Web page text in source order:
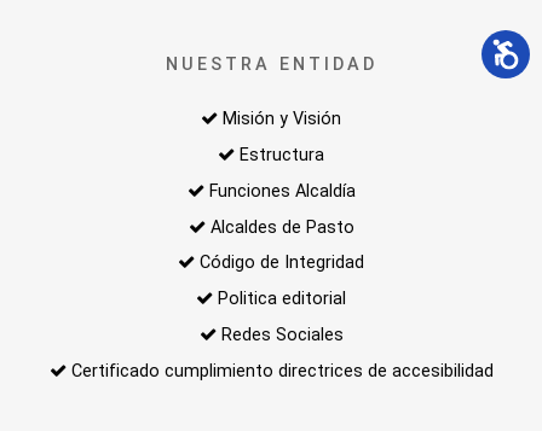
NUESTRA ENTIDAD
Misión y Visión
Estructura
Funciones Alcaldía
Alcaldes de Pasto
Código de Integridad
Politica editorial
Redes Sociales
Certificado cumplimiento directrices de accesibilidad